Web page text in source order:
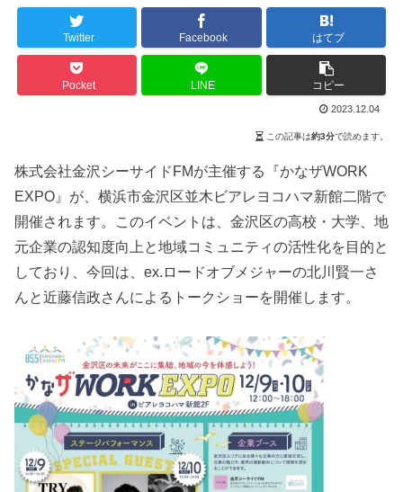
Twitter Facebook はてブ
Pocket LINE コピー
2023.12.04
この記事は約3分で読めます。
株式会社金沢シーサイドFMが主催する『かなザWORK
EXPO』が、横浜市金沢区並木ビアレヨコハマ新館二階で
開催されます。このイベントは、金沢区の高校・大学、地
元企業の認知度向上と地域コミュニティの活性化を目的と
しており、今回は、ex.ロードオブメジャーの北川賢一さ
んと近藤信政さんによるトークショーを開催します。